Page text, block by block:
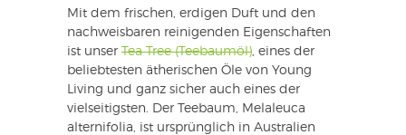
Mit dem frischen, erdigen Duft und den
nachweisbaren reinigenden Eigenschaften
ist unser Tea Tree (Teebaumöl) , eines der
beliebtesten ätherischen Öle von Young
Living und ganz sicher auch eines der
vielseitigsten. Der Teebaum, Melaleuca
alternifolia, ist ursprünglich in Australien